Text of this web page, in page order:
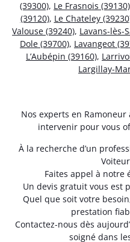
(39300), Le Frasnois (39130)
(39120), Le Chateley
Valouse (39240), Lavans-lès-
Dole (39700), Lavangeot
L’Aubépin (39160),
Largillay-
Nos experts en
intervenir pour vous
À la recherche d’un
Faites appel à notre
Un devis gratuit vous est
Quel que soit votre
prestation
Contactez-nous dès
soigné dans